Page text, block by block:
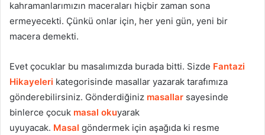
kahramanlarımızın maceraları hiçbir zaman sona
ermeyecekti. Çünkü onlar için, her yeni gün, yeni bir
macera demekti.
Evet çocuklar bu masalımızda burada bitti. Sizde Fantazi
Hikayeleri kategorisinde masallar yazarak tarafımıza
gönderebilirsiniz. Gönderdiğiniz masallar sayesinde
binlerce çocuk masal okuyarak
uyuyacak. Masal göndermek için aşağıda ki resme